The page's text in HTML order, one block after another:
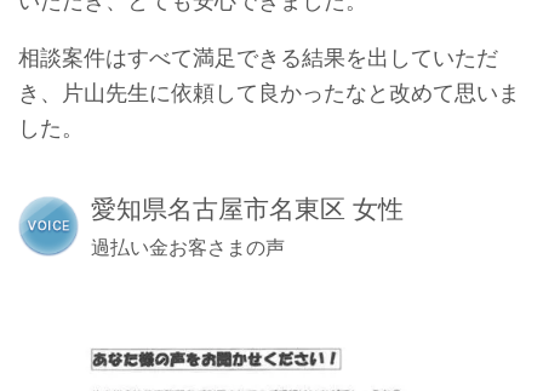
相談案件はすべて満足できる結果を出していただ
き、片山先生に依頼して良かったなと改めて思いま
した。
愛知県名古屋市名東区 女性
過払い金お客さまの声